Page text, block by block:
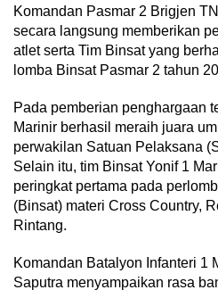
Komandan Pasmar 2 Brigjen
secara langsung memberikan
atlet serta Tim Binsat yang
lomba Binsat Pasmar 2 tahun
Pada pemberian penghargaan
Marinir berhasil meraih juara
perwakilan Satuan Pelaksana
Selain itu, tim Binsat Yonif 1
peringkat pertama pada
(Binsat) materi Cross Country,
Rintang.
Komandan Batalyon Infanteri 1
Saputra menyampaikan rasa